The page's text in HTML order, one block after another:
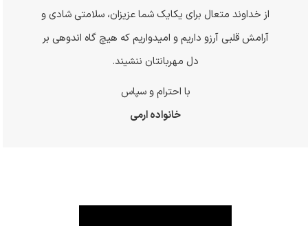
از خداوند متعال برای یکایک شما عزیزان، سلامتی شادی و
آرامش قلبی آرزو داریم و امیدواریم که هیچ گاه اندوهی بر
دل مهربانتان ننشیند.
با احترام و سپاس
خانواده ارمی